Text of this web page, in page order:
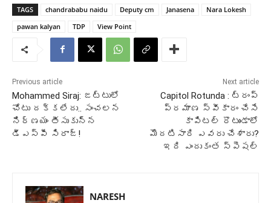
TAGS chandrababu naidu Deputy cm Janasena
Nara Lokesh
pawan kalyan
TDP View Point
Previous article
Mohammed Siraj: జట్టులో
చోటు దక్కలేదు.. సంచలన
నిర్ణయం తీసుకున్న
డీఎస్పీ సిరాజ్!
Next article
Capitol Rotunda : ట్రంప్
ప్రమాణ స్వీకారం చేసే
కాపిటల్ రొటుండాలో
మొదటిసారి ఎవరు చేశారు?
ఇది ఎందుకంత స్పెషల్
NARESH